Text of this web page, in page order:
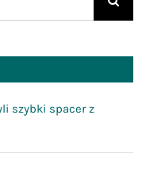
szybki spacer z